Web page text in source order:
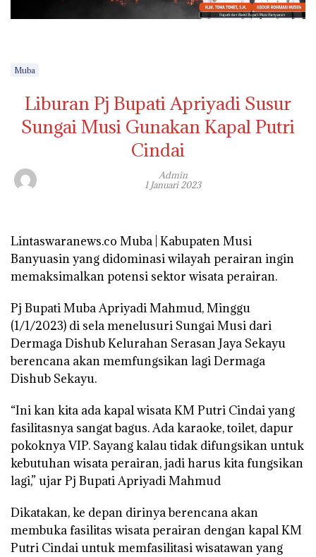
Muba
Liburan Pj Bupati Apriyadi Susur
Sungai Musi Gunakan Kapal Putri
Cindai
Admin
1 Januari 2023
Lintaswaranews.co Muba | Kabupaten Musi
Banyuasin yang didominasi wilayah perairan ingin
memaksimalkan potensi sektor wisata perairan.
Pj Bupati Muba Apriyadi Mahmud, Minggu
(1/1/2023) di sela menelusuri Sungai Musi dari
Dermaga Dishub Kelurahan Serasan Jaya Sekayu
berencana akan memfungsikan lagi Dermaga
Dishub Sekayu.
“Ini kan kita ada kapal wisata KM Putri Cindai yang
fasilitasnya sangat bagus. Ada karaoke, toilet, dapur
pokoknya VIP. Sayang kalau tidak difungsikan untuk
kebutuhan wisata perairan, jadi harus kita fungsikan
lagi,” ujar Pj Bupati Apriyadi Mahmud
Dikatakan, ke depan dirinya berencana akan
membuka fasilitas wisata perairan dengan kapal KM
Putri Cindai untuk memfasilitasi wisatawan yang